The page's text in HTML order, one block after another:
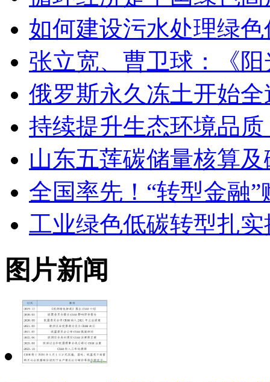
如何建设污水处理绿
张立宽、曹卫球：《
俄罗斯永久冻土开始
持续提升生态环境品
山东五莲碳储量核算
全国率先！“转型金融
工业绿色低碳转型扎实
图片新闻